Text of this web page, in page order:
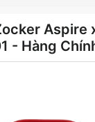
Aspire
- Hàng